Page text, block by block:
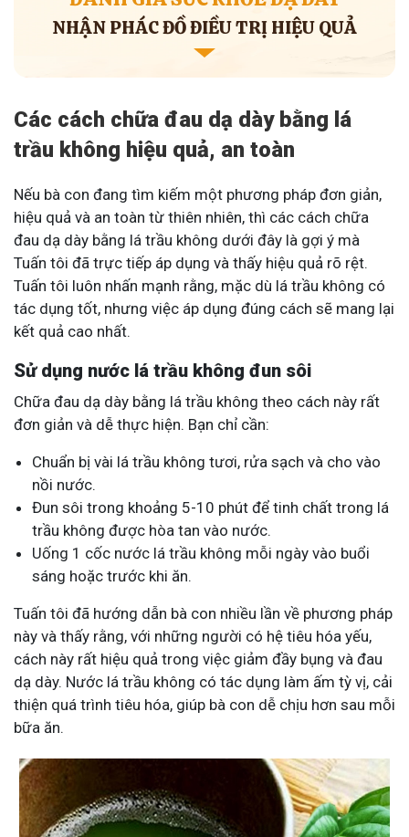
NHẬN PHÁC ĐỒ ĐIỀU TRỊ HIỆU QUẢ
Các cách chữa đau dạ dày bằng lá
trầu không hiệu quả, an toàn
Nếu bà con đang tìm kiếm một phương pháp đơn giản,
hiệu quả và an toàn từ thiên nhiên, thì các cách chữa
đau dạ dày bằng lá trầu không dưới đây là gợi ý mà
Tuấn tôi đã trực tiếp áp dụng và thấy hiệu quả rõ rệt.
Tuấn tôi luôn nhấn mạnh rằng, mặc dù lá trầu không có
tác dụng tốt, nhưng việc áp dụng đúng cách sẽ mang lại
kết quả cao nhất.
Sử dụng nước lá trầu không đun sôi
Chữa đau dạ dày bằng lá trầu không theo cách này rất
đơn giản và dễ thực hiện. Bạn chỉ cần:
Chuẩn bị vài lá trầu không tươi, rửa sạch và cho vào
nồi nước.
Đun sôi trong khoảng 5-10 phút để tinh chất trong lá
trầu không được hòa tan vào nước.
Uống 1 cốc nước lá trầu không mỗi ngày vào buổi
sáng hoặc trước khi ăn.
Tuấn tôi đã hướng dẫn bà con nhiều lần về phương pháp
này và thấy rằng, với những người có hệ tiêu hóa yếu,
cách này rất hiệu quả trong việc giảm đầy bụng và đau
dạ dày. Nước lá trầu không có tác dụng làm ấm tỳ vị, cải
thiện quá trình tiêu hóa, giúp bà con dễ chịu hơn sau mỗi
bữa ăn.